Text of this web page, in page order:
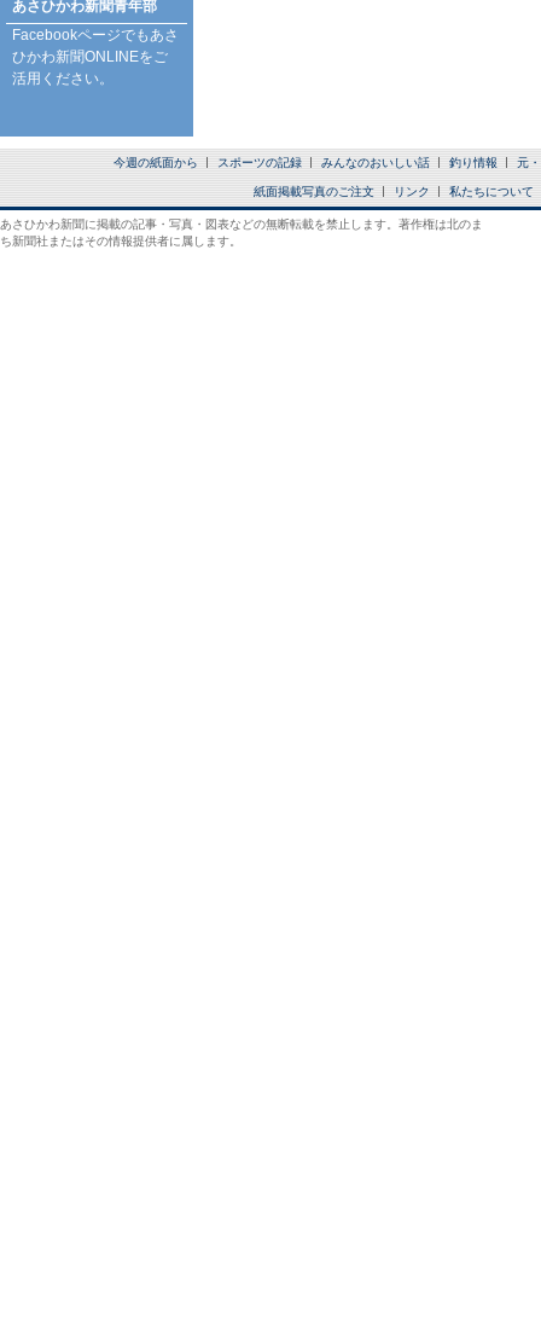
あさひかわ新聞青年部
Facebookページでもあさ
ひかわ新聞ONLINEをご
活用ください。
今週の紙面から スポーツの記録 みんなのおいしい話 釣り情報 元
紙面掲載写真のご注文 リンク 私たちについて
あさひかわ新聞に掲載の記事・写真・図表などの無断転載を禁止します。著作権は北のま
ち新聞社またはその情報提供者に属します。